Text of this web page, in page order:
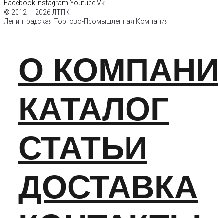
Facebook Instagram YoutubeVk
© 2012 — 2026 ЛТПК
Ленинградская Торгово-Промышленная Компания
О
КАТАЛОГ
СТАТЬИ
ДОСТАВКА